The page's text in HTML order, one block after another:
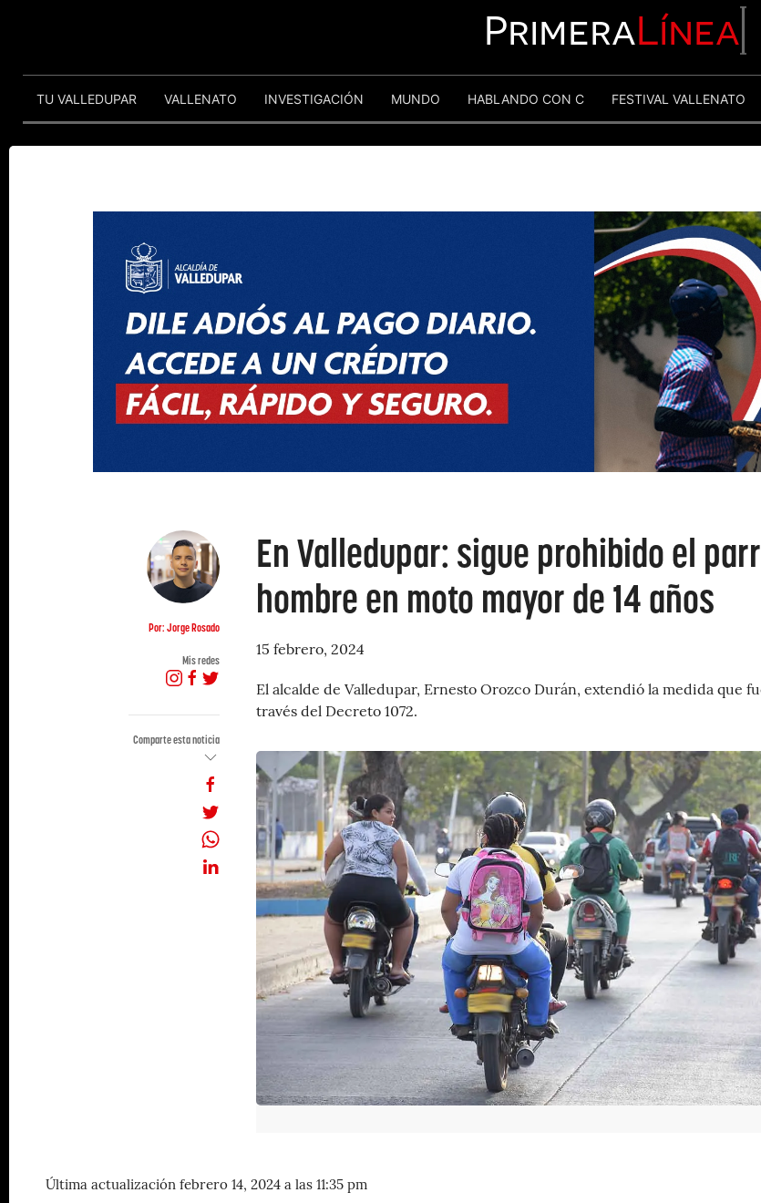
PrimeraLínea
TU VALLEDUPAR VALLENATO INVESTIGACIÓN MUNDO HABLANDO CON C FESTIVAL VALLENATO
Por: Jorge Rosado
Mis redes
Comparte esta noticia
En Valledupar: sigue prohibido el
hombre en moto mayor de 14 años
15 febrero, 2024
El alcalde de Valledupar, Ernesto Orozco Durán, extendió la medida que
través del Decreto 1072.
Última actualización febrero 14, 2024 a las 11:35 pm